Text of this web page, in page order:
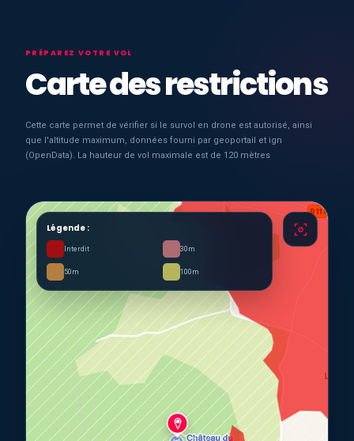
PRÉPAREZ VOTRE VOL
Carte des restrictions
Cette carte permet de vérifier si le survol en drone est autorisé, ainsi
que l'altitude maximum, données fourni par geoportail et ign
(OpenData). La hauteur de vol maximale est de 120 mètres
Légende :
Interdit 30m
50m 100m